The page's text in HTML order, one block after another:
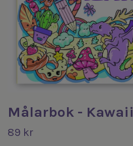
Målarbok - Kawaii
89 kr